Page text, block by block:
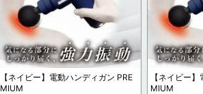
【ネイビー】電動ハンディガン PRE
MIUM
【ネイビー
MIUM